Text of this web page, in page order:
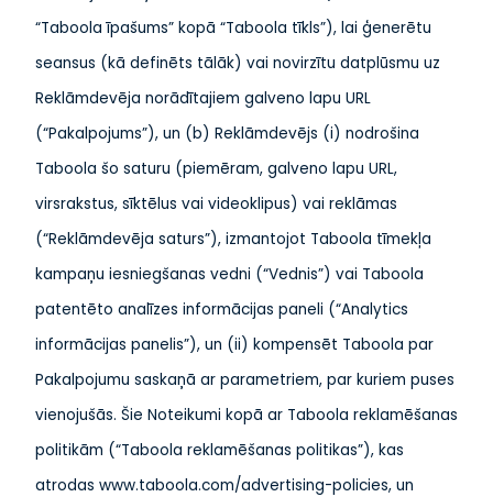
“Taboola īpašums” kopā “Taboola tīkls”), lai ģenerētu
seansus (kā definēts tālāk) vai novirzītu datplūsmu uz
Reklāmdevēja norādītajiem galveno lapu URL
(“Pakalpojums”), un (b) Reklāmdevējs (i) nodrošina
Taboola šo saturu (piemēram, galveno lapu URL,
virsrakstus, sīktēlus vai videoklipus) vai reklāmas
(“Reklāmdevēja saturs”), izmantojot Taboola tīmekļa
kampaņu iesniegšanas vedni (“Vednis”) vai Taboola
patentēto analīzes informācijas paneli (“Analytics
informācijas panelis”), un (ii) kompensēt Taboola par
Pakalpojumu saskaņā ar parametriem, par kuriem puses
vienojušās. Šie Noteikumi kopā ar Taboola reklamēšanas
politikām (“Taboola reklamēšanas politikas”), kas
atrodas www.taboola.com/advertising-policies, un